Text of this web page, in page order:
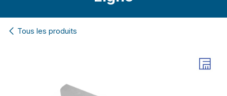
Tous les produits